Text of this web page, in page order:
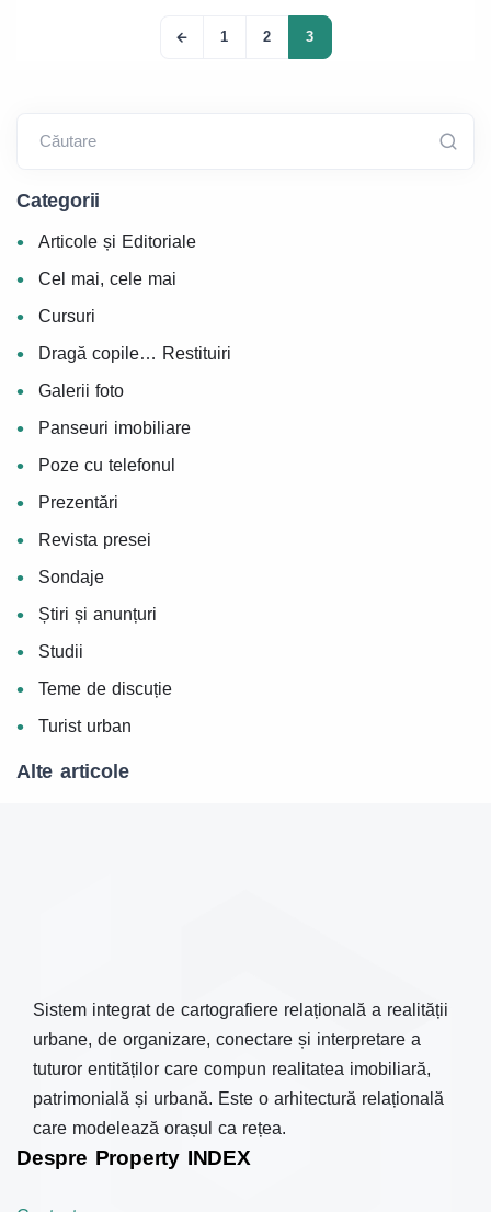
1 2 3
Căutare
Categorii
Articole și Editoriale
Cel mai, cele mai
Cursuri
Dragă copile… Restituiri
Galerii foto
Panseuri imobiliare
Poze cu telefonul
Prezentări
Revista presei
Sondaje
Știri și anunțuri
Studii
Teme de discuție
Turist urban
Alte articole
Sistem integrat de cartografiere relațională a realității
urbane, de organizare, conectare și interpretare a
tuturor entităților care compun realitatea imobiliară,
patrimonială și urbană. Este o arhitectură relațională
care modelează orașul ca rețea.
Despre Property INDEX